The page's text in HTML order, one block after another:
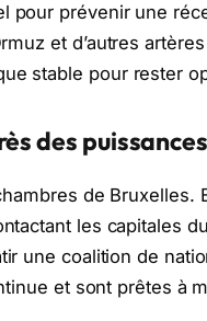
pour prévenir une
et d’autres
stable pour rester
des
de Bruxelles.
les capitales
une coalition de
et sont prêtes à